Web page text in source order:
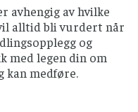
avhengig av hvilke
alltid bli vurdert når
og
med legen din om
kan medføre.